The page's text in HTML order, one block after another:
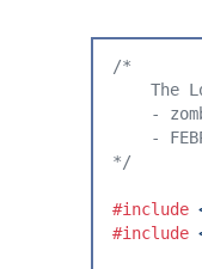
/*
The
-
-
*/
#include
#include